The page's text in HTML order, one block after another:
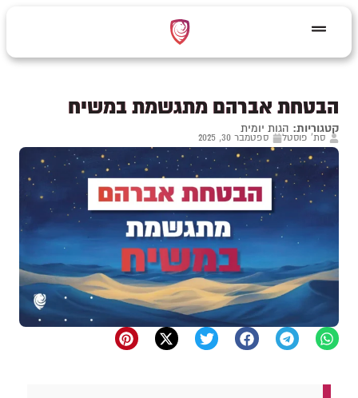
הבטחת אברהם מתגשמת במשיח
קטגוריות: הגות יומית
סת' פוסטל ספטמבר 30, 2025